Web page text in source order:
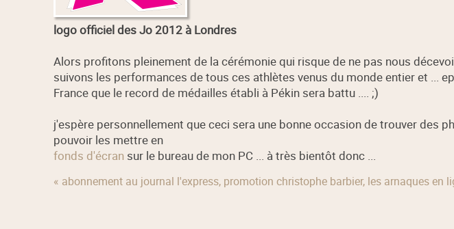
logo officiel des Jo 2012 à Londres
Alors profitons pleinement de la cérémonie qui risque de ne pas nous décevoir
suivons les performances de tous ces athlètes venus du monde entier et ...
France que le record de médailles établi à Pékin sera battu .... ;)
j'espère personnellement que ceci sera une bonne occasion de trouver des
pouvoir les mettre en
fonds d'écran sur le bureau de mon PC ... à très bientôt donc ...
« abonnement au journal l'express, promotion christophe barbier, les arnaques en